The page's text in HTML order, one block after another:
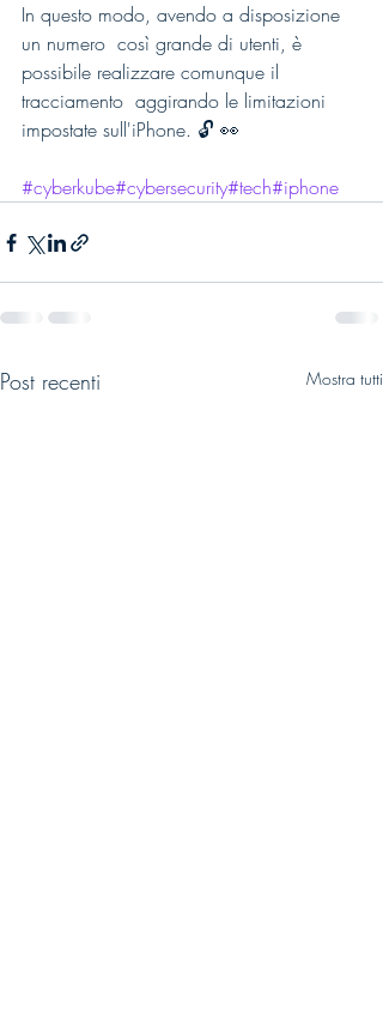
In questo modo, avendo a disposizione
un numero  così grande di utenti, è
possibile realizzare comunque il
tracciamento  aggirando le limitazioni
impostate sull'iPhone. 🔓 👀
#cyberkube#cybersecurity#tech#iphone
Post recenti Mostra tutti